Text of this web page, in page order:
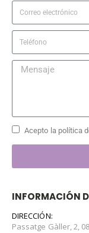
Acepto la política
INFORMACIÓN
DIRECCIÓN:
Passatge Gàller, 2,